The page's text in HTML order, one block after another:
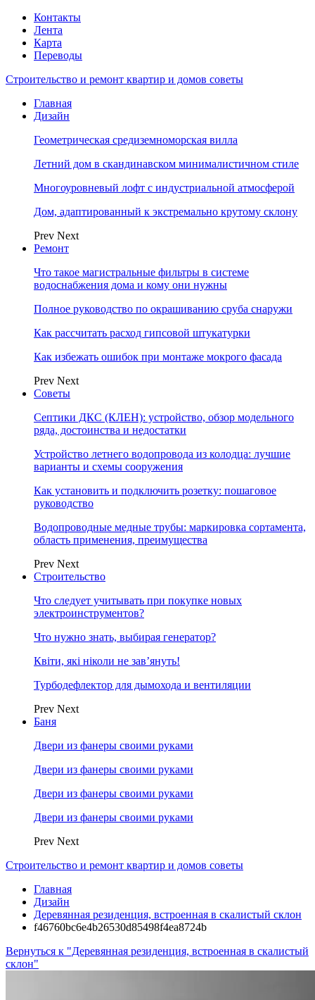
Контакты
Лента
Карта
Переводы
Строительство и ремонт квартир и домов советы
Главная
Дизайн
Геометрическая средиземноморская вилла
Летний дом в скандинавском минималистичном стиле
Многоуровневый лофт с индустриальной атмосферой
Дом, адаптированный к экстремально крутому склону
Prev Next
Ремонт
Что такое магистральные фильтры в системе
водоснабжения дома и кому они нужны
Полное руководство по окрашиванию сруба снаружи
Как рассчитать расход гипсовой штукатурки
Как избежать ошибок при монтаже мокрого фасада
Prev Next
Советы
Септики ДКС (КЛЕН): устройство, обзор модельного
ряда, достоинства и недостатки
Устройство летнего водопровода из колодца: лучшие
варианты и схемы сооружения
Как установить и подключить розетку: пошаговое
руководство
Водопроводные медные трубы: маркировка сортамента,
область применения, преимущества
Prev Next
Строительство
Что следует учитывать при покупке новых
электроинструментов?
Что нужно знать, выбирая генератор?
Квіти, які ніколи не зав’януть!
Турбодефлектор для дымохода и вентиляции
Prev Next
Баня
Двери из фанеры своими руками
Двери из фанеры своими руками
Двери из фанеры своими руками
Двери из фанеры своими руками
Prev Next
Строительство и ремонт квартир и домов советы
Главная
Дизайн
Деревянная резиденция, встроенная в скалистый склон
f46760bc6e4b26530d85498f4ea8724b
Вернуться к "Деревянная резиденция, встроенная в скалистый
склон"